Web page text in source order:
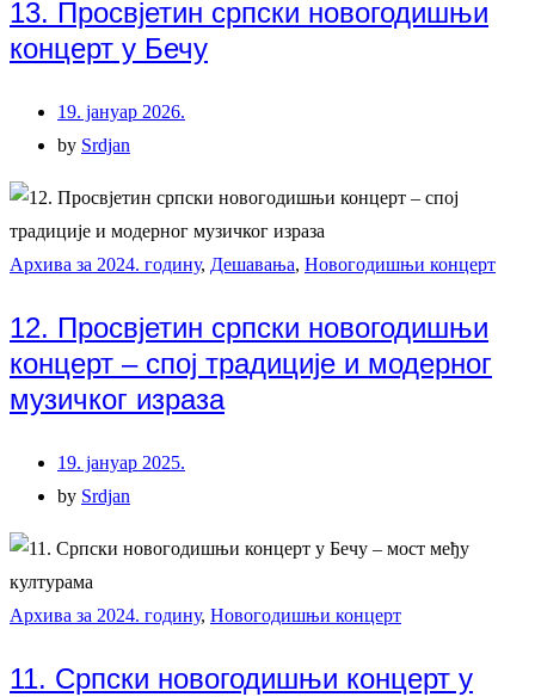
13. Просвјетин српски новогодишњи
концерт у Бечу
19. јануар 2026.
by Srdjan
Архива за 2024. годину, Дешавања, Новогодишњи концерт
12. Просвјетин српски новогодишњи
концерт – спој традиције и модерног
музичког израза
19. јануар 2025.
by Srdjan
Архива за 2024. годину, Новогодишњи концерт
11. Српски новогодишњи концерт у